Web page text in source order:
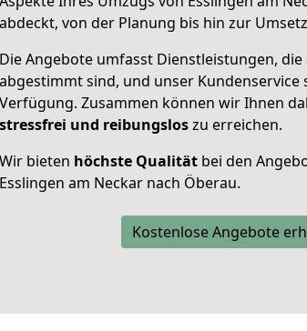
abdeckt, von der Planung bis hin zur
Die Angebote umfasst Dienstleistungen,
abgestimmt sind, und unser
Verfügung. Zusammen können wir Ihnen
stressfrei und reibungsloszu erreichen.
Wir bieten höchste Qualität bei den
Esslingen am Neckar nach Öberau.
Kostenlose Angebote